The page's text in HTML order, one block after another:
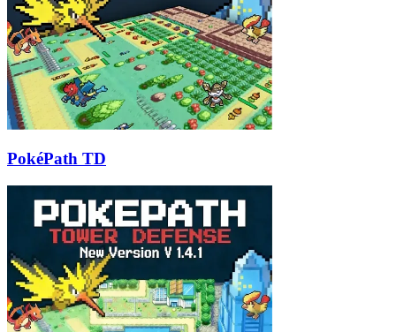
PokéPath TD